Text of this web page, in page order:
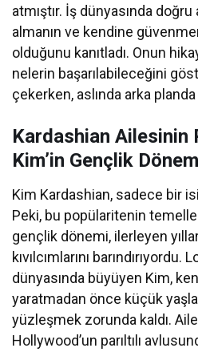
atmıştır. İş dünyasında
almanın ve kendine
olduğunu kanıtladı. Onun
nelerin başarılabileceğini
çekerken, aslında arka
Kardashian Ailesinin
Kim’in Gençlik
Kim Kardashian, sadece bir
Peki, bu popülaritenin
gençlik dönemi, ilerleyen
kıvılcımlarını barındırıyordu.
dünyasında büyüyen Kim,
yaratmadan önce küçük
yüzleşmek zorunda kaldı.
Hollywood’un parıltılı